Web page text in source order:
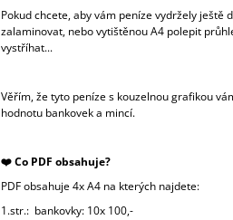
Pokud chcete, aby vám peníze vydržely
zalaminovat, nebo vytištěnou A4 polepit
vystříhat...
Věřím, že tyto peníze s kouzelnou grafikou
hodnotu bankovek a mincí.
❤️ Co PDF obsahuje?
PDF obsahuje 4x A4 na kterých najdete:
1.str.: bankovky: 10x 100,-